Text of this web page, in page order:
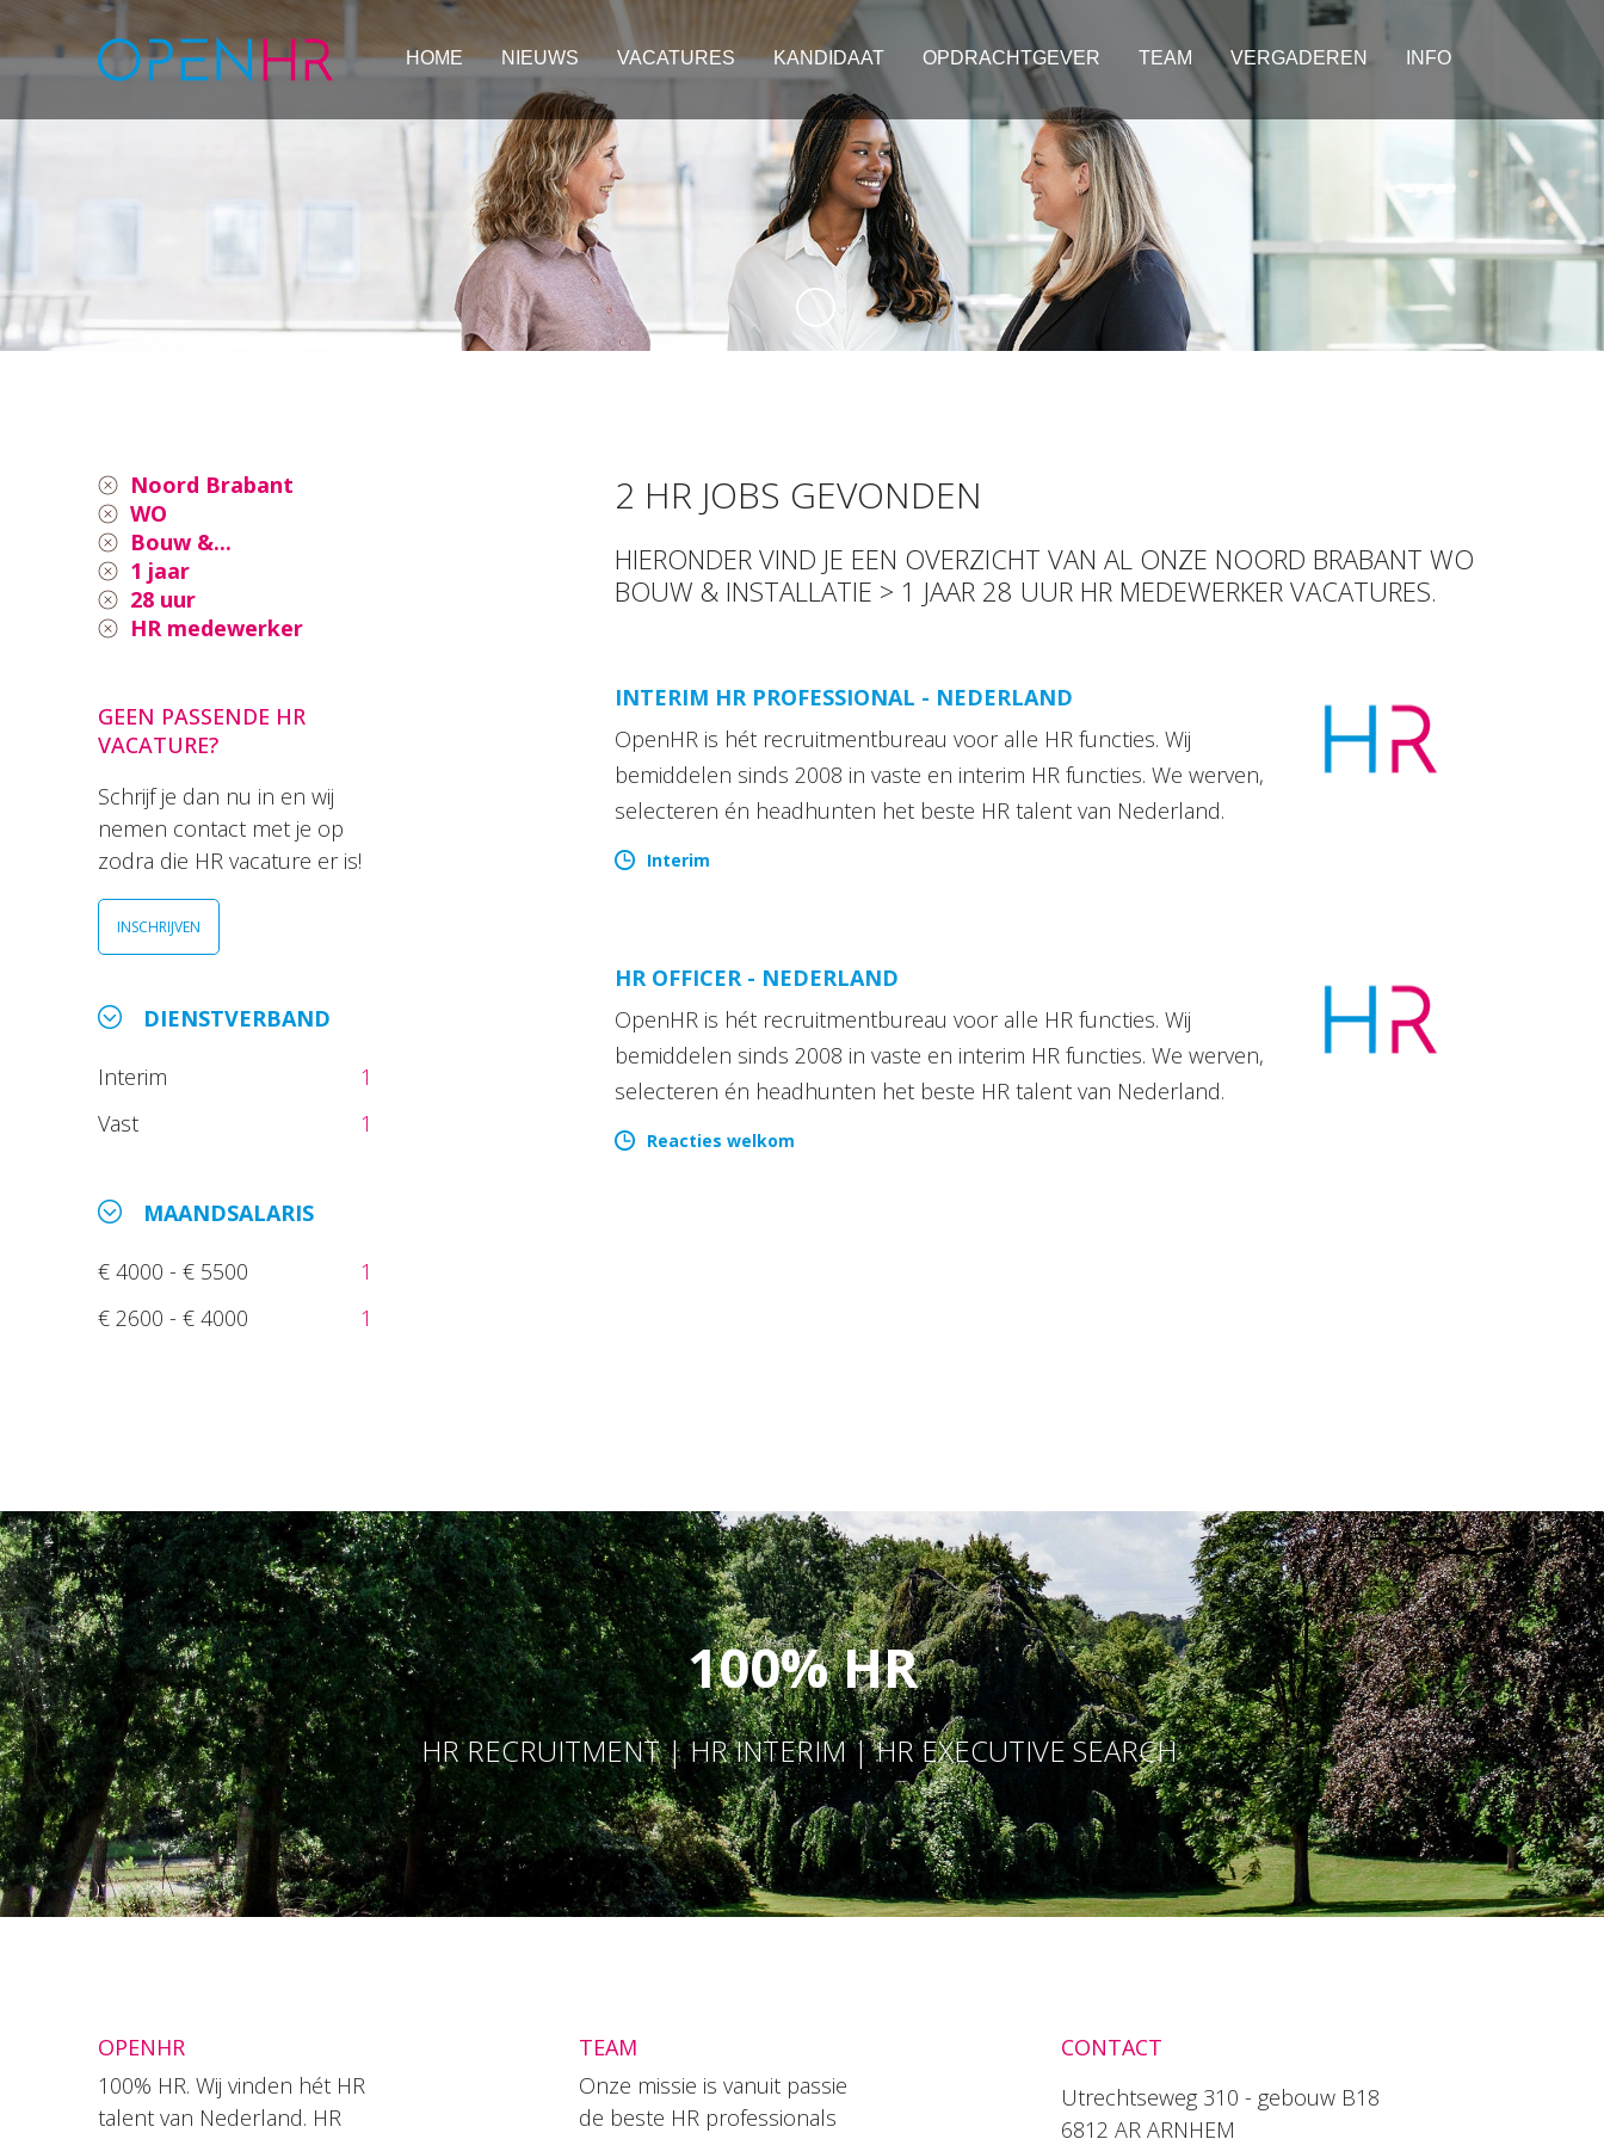
HOME NIEUWS VACATURES KANDIDAAT OPDRACHTGEVER TEAM VERGADEREN INFO
Noord Brabant
WO
Bouw &...
1 jaar
28 uur
HR medewerker
GEEN PASSENDE HR
VACATURE?
Schrijf je dan nu in en wij
nemen contact met je op
zodra die HR vacature er is!
INSCHRIJVEN
DIENSTVERBAND
Interim
1
Vast
1
MAANDSALARIS
€ 4000 - € 5500
1
€ 2600 - € 4000
1
2 HR JOBS GEVONDEN
HIERONDER VIND JE EEN OVERZICHT VAN AL ONZE NOORD BRABANT WO
BOUW & INSTALLATIE > 1 JAAR 28 UUR HR MEDEWERKER VACATURES.
INTERIM HR PROFESSIONAL - NEDERLAND
OpenHR is hét recruitmentbureau voor alle HR functies. Wij
bemiddelen sinds 2008 in vaste en interim HR functies. We werven,
selecteren én headhunten het beste HR talent van Nederland.
Interim
HR OFFICER - NEDERLAND
OpenHR is hét recruitmentbureau voor alle HR functies. Wij
bemiddelen sinds 2008 in vaste en interim HR functies. We werven,
selecteren én headhunten het beste HR talent van Nederland.
Reacties welkom
100% HR
HR RECRUITMENT | HR INTERIM | HR EXECUTIVE SEARCH
OPENHR
100% HR. Wij vinden hét HR
talent van Nederland. HR
TEAM
Onze missie is vanuit passie
de beste HR professionals
CONTACT
Utrechtseweg 310 - gebouw B18
6812 AR ARNHEM